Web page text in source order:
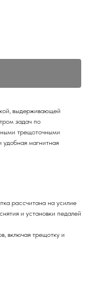
выдерживающей
задач по
трещоточными
магнитная
рассчитана на усилие
и установки педалей
включая трещотку и